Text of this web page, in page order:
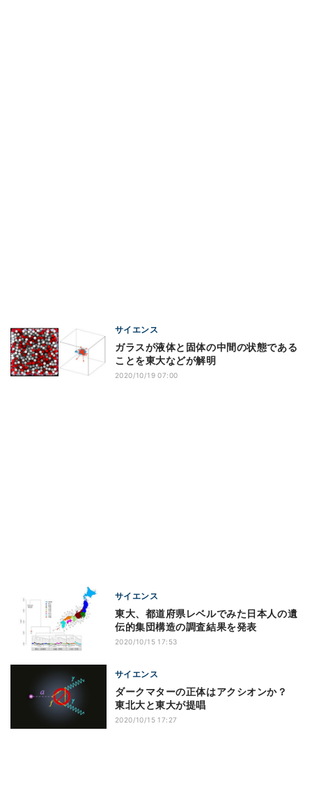
サイエンス
ガラスが液体と固体の中間の状態である
ことを東大などが解明
2020/10/19 07:00
サイエンス
東大、都道府県レベルでみた日本人の遺
伝的集団構造の調査結果を発表
2020/10/15 17:53
サイエンス
ダークマターの正体はアクシオンか？
東北大と東大が提唱
2020/10/15 17:27